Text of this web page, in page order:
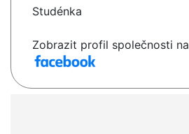
Studénka
Zobrazit profil společnosti na